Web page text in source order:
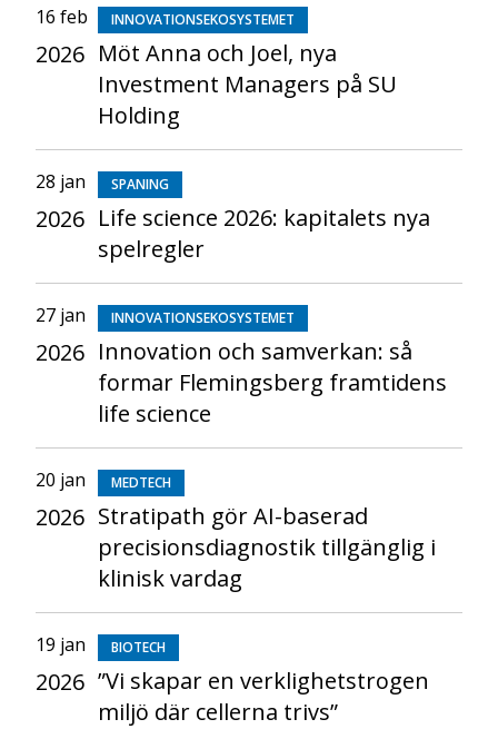
16 feb
2026
INNOVATIONSEKOSYSTEMET
Möt Anna och Joel, nya
Investment Managers på SU
Holding
28 jan
2026
SPANING
Life science 2026: kapitalets nya
spelregler
27 jan
2026
INNOVATIONSEKOSYSTEMET
Innovation och samverkan: så
formar Flemingsberg framtidens
life science
20 jan
2026
MEDTECH
Stratipath gör AI-baserad
precisionsdiagnostik tillgänglig i
klinisk vardag
19 jan
2026
BIOTECH
”Vi skapar en verklighetstrogen
miljö där cellerna trivs”